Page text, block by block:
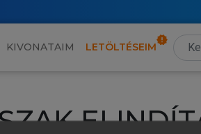
KIVONATAIM LETÖLTÉSEIM